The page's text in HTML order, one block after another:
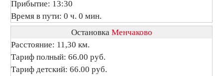
Прибытие: 13:30
Время в пути: 0 ч. 0 мин.
Остановка Менчаково
Расстояние: 11,30 км.
Тариф полный: 66.00 руб.
Тариф детский: 66.00 руб.